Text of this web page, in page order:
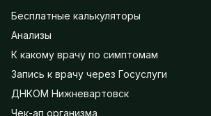
Бесплатные калькуляторы
Анализы
К какому врачу по симптомам
Запись к врачу через Госуслуги
ДНКОМ Нижневартовск
Чек-ап организма